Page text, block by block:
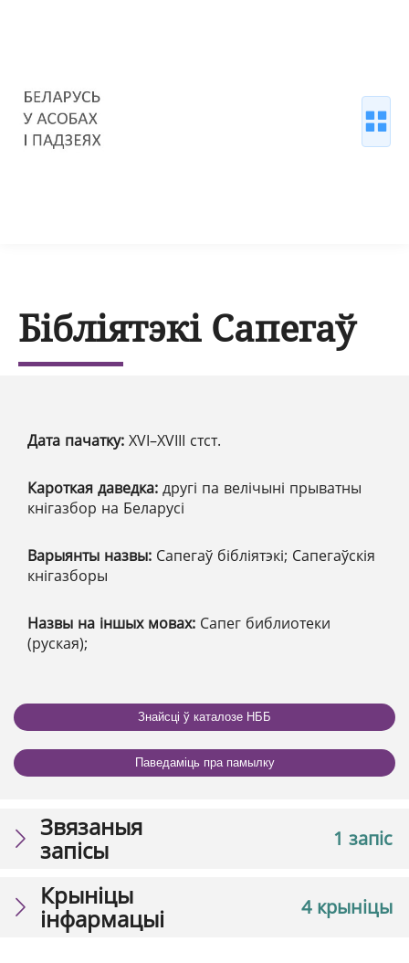
Бібліятэкі Сапегаў
Дата пачатку: XVІ–XVІІІ стст.
Кароткая даведка: другі па велічыні прыватны
кнігазбор на Беларусі
Варыянты назвы: Сапегаў бібліятэкі; Сапегаўскія
кнігазборы
Назвы на іншых мовах: Сапег библиотеки
(руская);
Знайсці ў каталозе НББ
Паведаміць пра памылку
1 запіс
Звязаныя
запісы
4 крыніцы
Крыніцы
інфармацыі